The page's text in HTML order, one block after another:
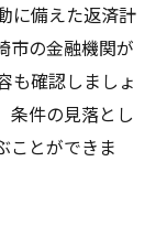
に備えた返済計
市の金融機関が
も確認しましょ
条件の見落とし
ことができま